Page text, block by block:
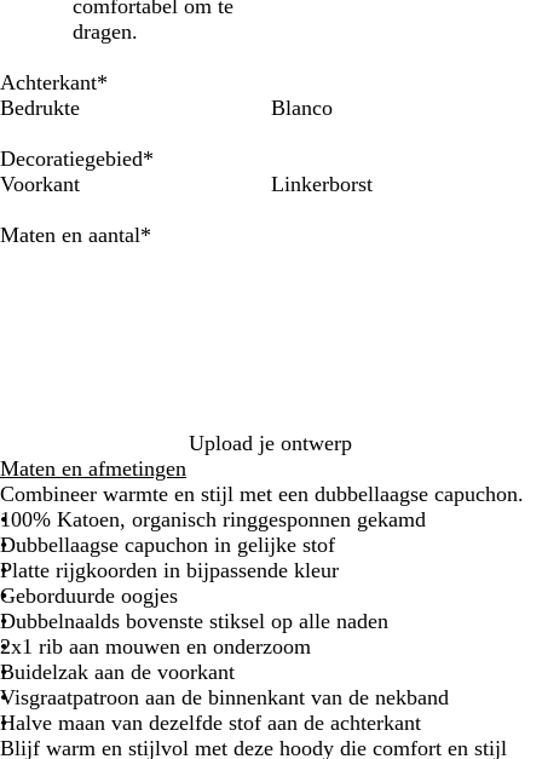
e
e
r
g
r
j
e
r
i
s
u
w
e
b
a
u
comfortabel om te
dragen.
Achterkant*
Bedrukte
Blanco
Decoratiegebied*
Voorkant
Linkerborst
Maten en aantal*
Upload je ontwerp
Maten en afmetingen
Combineer warmte en stijl met een dubbellaagse capuchon.
100% Katoen, organisch ringgesponnen gekamd
Dubbellaagse capuchon in gelijke stof
Platte rijgkoorden in bijpassende kleur
Geborduurde oogjes
Dubbelnaalds bovenste stiksel op alle naden
2x1 rib aan mouwen en onderzoom
Buidelzak aan de voorkant
Visgraatpatroon aan de binnenkant van de nekband
Halve maan van dezelfde stof aan de achterkant
Blijf warm en stijlvol met deze hoody die comfort en stijl